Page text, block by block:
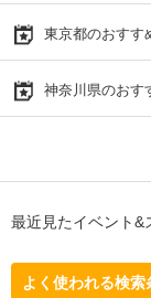
東京都のおすす
神奈川県のおす
最近見たイベント&
よく使われる検索